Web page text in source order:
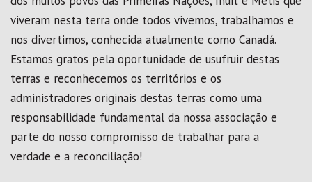
viveram nesta terra onde todos vivemos, trabalhamos e
nos divertimos, conhecida atualmente como Canadá.
Estamos gratos pela oportunidade de usufruir destas
terras e reconhecemos os territórios e os
administradores originais destas terras como uma
responsabilidade fundamental da nossa associação e
parte do nosso compromisso de trabalhar para a
verdade e a reconciliação!